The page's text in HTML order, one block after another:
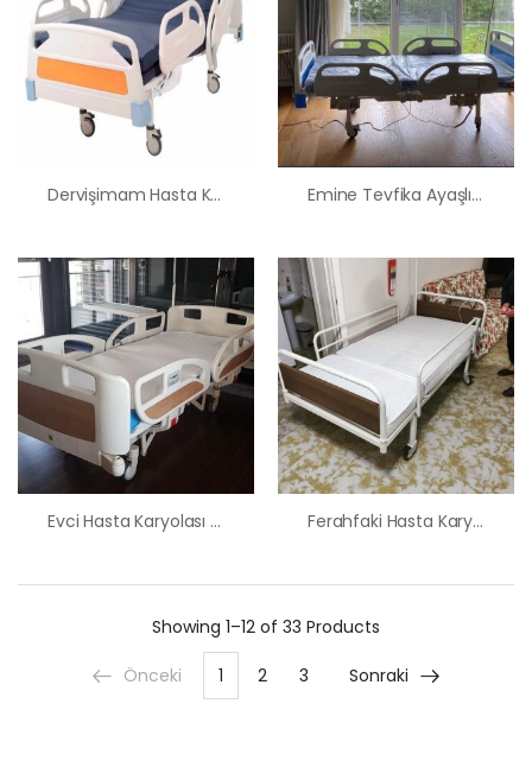
Dervişimam Hasta Karyolası Satış Kiralama Fiyatı Emine Tevfika Ayaşlı Hasta Karyolası Satış Kiralama
Evci Hasta Karyolası Satış Kiralama Fiyatı Ferahfaki Hasta Karyolası Satış Kiralama Fiyatı
Showing 1–12 of 33 Products
Önceki 1 2 3 Sonraki